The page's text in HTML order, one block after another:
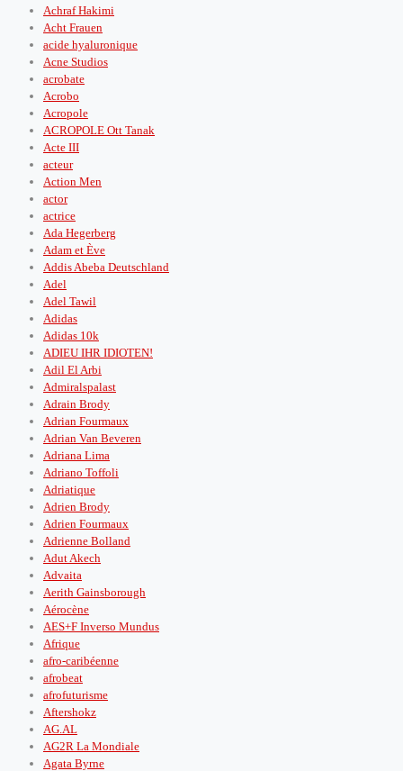
Achraf Hakimi
Acht Frauen
acide hyaluronique
Acne Studios
acrobate
Acrobo
Acropole
ACROPOLE Ott Tanak
Acte III
acteur
Action Men
actor
actrice
Ada Hegerberg
Adam et Ève
Addis Abeba Deutschland
Adel
Adel Tawil
Adidas
Adidas 10k
ADIEU IHR IDIOTEN!
Adil El Arbi
Admiralspalast
Adrain Brody
Adrian Fourmaux
Adrian Van Beveren
Adriana Lima
Adriano Toffoli
Adriatique
Adrien Brody
Adrien Fourmaux
Adrienne Bolland
Adut Akech
Advaita
Aerith Gainsborough
Aérocène
AES+F Inverso Mundus
Afrique
afro-caribéenne
afrobeat
afrofuturisme
Aftershokz
AG.AL
AG2R La Mondiale
Agata Byrne